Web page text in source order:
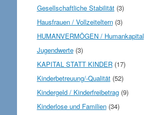
Gesellschaftliche Stabilität(3)
Hausfrauen / Vollzeiteltern(3)
HUMANVERMÖGEN / Humankapital
Jugendwerte(3)
KAPITAL STATT KINDER(17)
Kinderbetreuung/-Qualität(52)
Kindergeld / Kinderfreibetrag(9)
Kinderlose und Familien(34)